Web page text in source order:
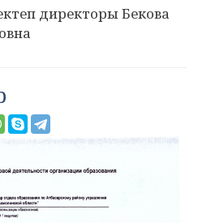
директорыБекова